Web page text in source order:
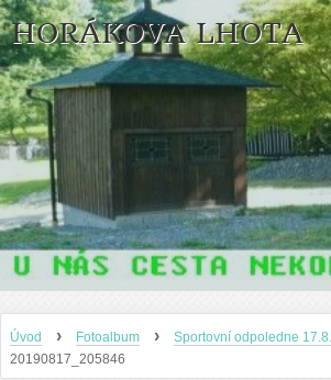
HORÁKOVA LHOTA
Úvod › Fotoalbum › Sportovní odpoledne
20190817_205846